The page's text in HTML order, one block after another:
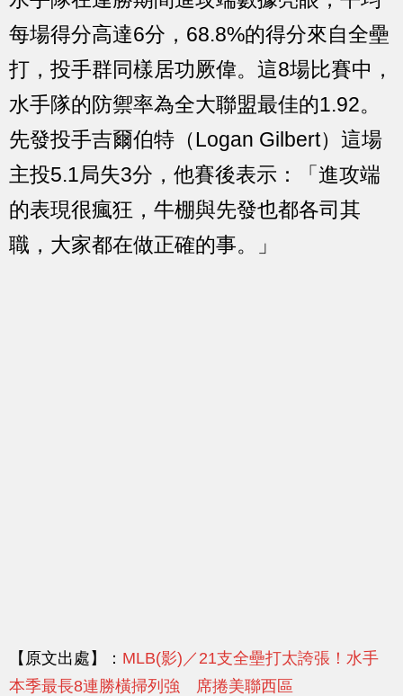
每場得分高達6分，68.8%的得分來自全壘
打，投手群同樣居功厥偉。這8場比賽中，
水手隊的防禦率為全大聯盟最佳的1.92。
先發投手吉爾伯特（Logan Gilbert）這場
主投5.1局失3分，他賽後表示：「進攻端
的表現很瘋狂，牛棚與先發也都各司其
職，大家都在做正確的事。」
【原文出處】： MLB(影)／21支全壘打太誇張！水手
本季最長8連勝橫掃列強 席捲美聯西區